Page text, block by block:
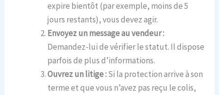
expire bientôt (par exemple, moins de 5
jours restants), vous devez agir.
Envoyez un message au vendeur :
Demandez-lui de vérifier le statut. Il dispose
parfois de plus d’informations.
Ouvrez un litige :Si la protection arrive à son
terme et que vous n’avez pas reçu le colis,